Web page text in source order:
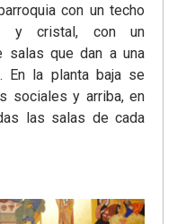
con un techo
y cristal, con un
salas que dan a una
En la planta baja se
sociales y arriba, en
las salas de cada